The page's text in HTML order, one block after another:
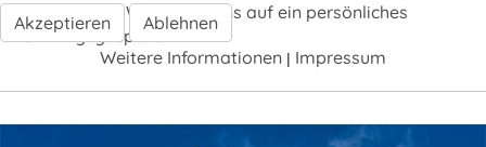
Projekt legen. Wir freuen uns auf ein persönliches
Beratungsgespräch!
Akzeptieren
Ablehnen
Weitere Informationen | Impressum